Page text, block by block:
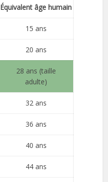
Équivalent âge humain
15 ans
20 ans
28 ans (taille
adulte)
32 ans
36 ans
40 ans
44 ans